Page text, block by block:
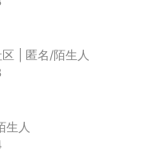
匿名/陌生人
生人